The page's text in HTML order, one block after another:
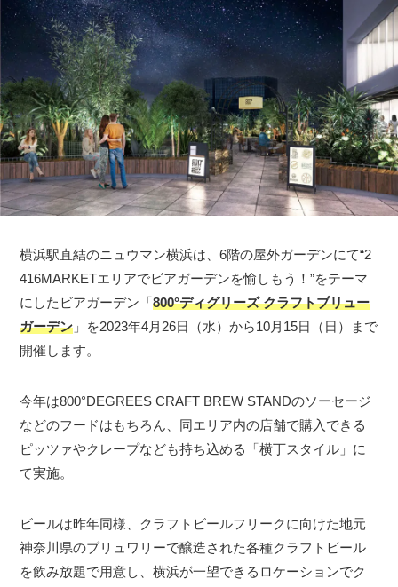
横浜駅直結のニュウマン横浜は、6階の屋外ガーデンにて“2
416MARKETエリアでビアガーデンを愉しもう！”をテーマ
にしたビアガーデン「800°ディグリーズ クラフトブリュー
ガーデン 」を2023年4月26日（水）から10月15日（日）まで
開催します。
今年は800°DEGREES CRAFT BREW STANDのソーセージ
などのフードはもちろん、同エリア内の店舗で購入できる
ピッツァやクレープなども持ち込める「横丁スタイル」に
て実施。
ビールは昨年同様、クラフトビールフリークに向けた地元
神奈川県のブリュワリーで醸造された各種クラフトビール
を飲み放題で用意し、横浜が一望できるロケーションでク